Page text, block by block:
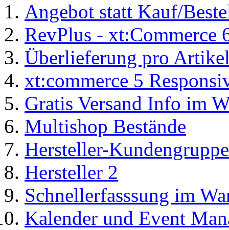
Angebot statt Kauf/
RevPlus - xt:Commerce
Überlieferung pro
xt:commerce 5
Gratis Versand Info im
Multishop Bestände
Hersteller-
Hersteller 2
Schnellerfasssung im
Kalender und Event